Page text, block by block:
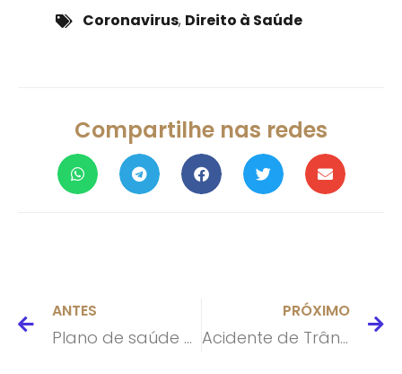
Coronavirus, Direito à Saúde
Compartilhe nas redes
ANTES
Plano de saúde deve pagar R$ 12 mil por insistir em negar exame de glaucoma a paciente
PRÓXIMO
Acidente de Trânsito:Após sofrer traumatismo craniano em acidente, motociclista será indenizado no Litoral